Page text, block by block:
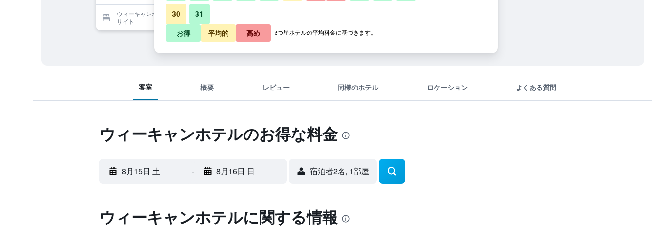
ウィーキャンホテルを提供する予約
サイト
客室 概要 レビュー 同様のホテル ロケーション よくある質問
ウィーキャンホテルのお得な料金
8月15日 土 - 8月16日 日 宿泊者2名, 1​部屋
ウィーキャンホテルに関する情報
30 31
お得 平均的 高め 3つ星ホテルの平均料金に基づきます。